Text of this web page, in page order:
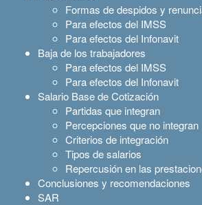
Formas de despidos y
Para efectos del IMSS
Para efectos del Infonavit
Baja de los trabajadores
Para efectos del IMSS
Para efectos del Infonavit
Salario Base de Cotización
Partidas que integran
Percepciones que no integran
Criterios de integración
Tipos de salarios
Repercusión en las
Conclusiones y recomendaciones
SAR